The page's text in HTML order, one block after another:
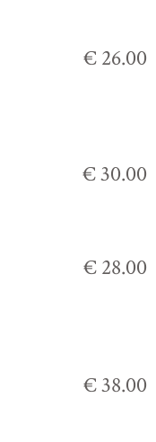
€ 26.00
€ 30.00
€ 28.00
€ 38.00